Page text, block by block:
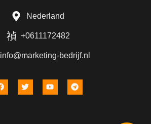
Nederland
+0611172482
info@marketing-bedrijf.nl